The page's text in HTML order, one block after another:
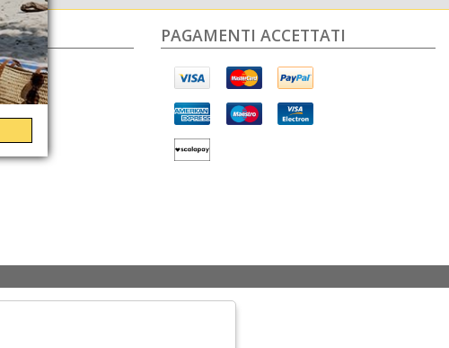
PAGAMENTI ACCETTATI